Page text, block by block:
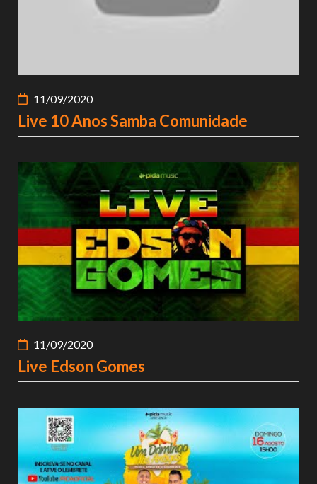
11/09/2020
Live 10 Anos Samba Comunidade
11/09/2020
Live Edson Gomes